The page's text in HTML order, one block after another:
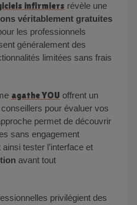
infirmiers révèle une
véritablement gratuites
les professionnels
généralement des
limitées sans frais
agathe YOU offrent un
pour évaluer vos
permet de découvrir
sans engagement
tester l’interface et
avant tout